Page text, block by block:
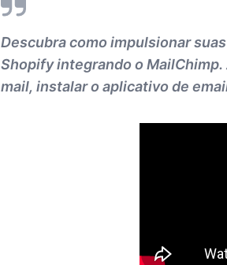
Descubra como impulsionar
Shopify integrando o
mail, instalar o aplicativo de